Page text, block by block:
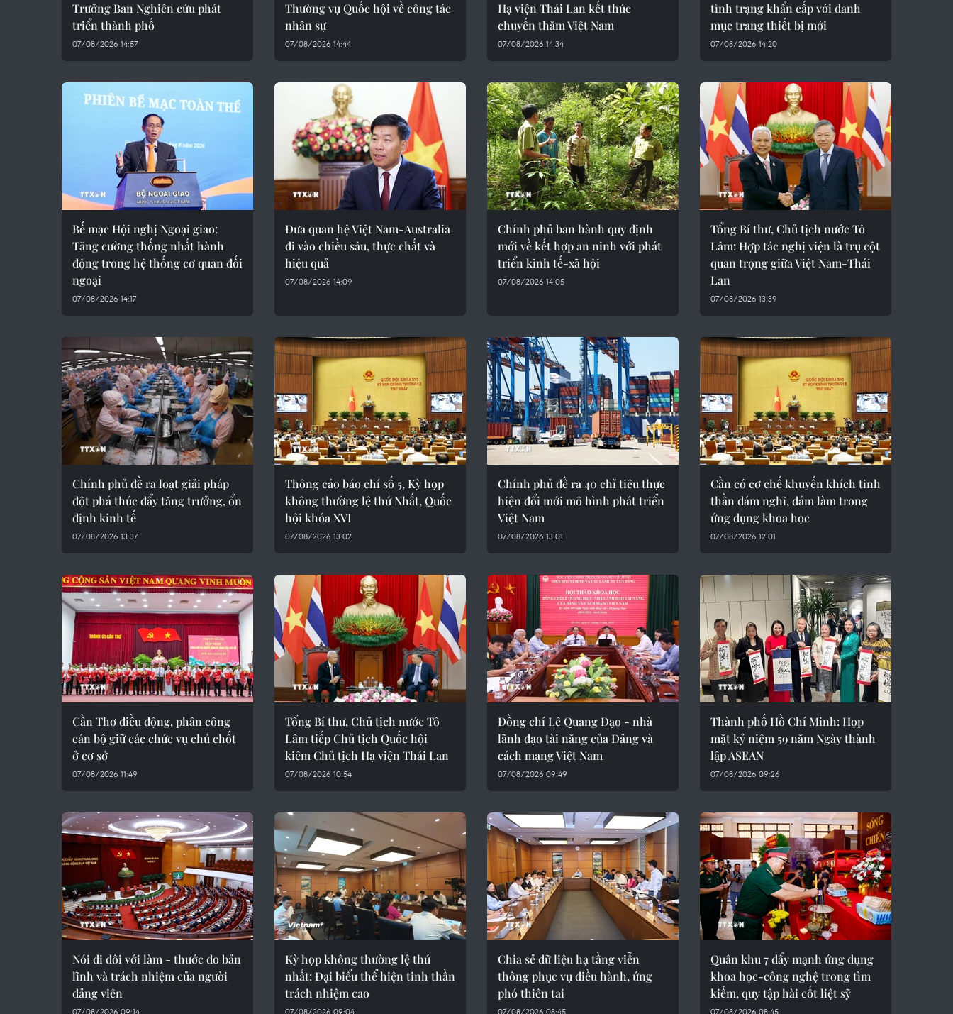
Trưởng Ban Nghiên cứu phát
triển thành phố
07/08/2026 14:57
Thường vụ Quốc hội về công tác
nhân sự
07/08/2026 14:44
Hạ viện Thái Lan kết thúc
chuyến thăm Việt Nam
07/08/2026 14:34
tình trạng khẩn cấp với danh
mục trang thiết bị mới
07/08/2026 14:20
Bế mạc Hội nghị Ngoại giao:
Tăng cường thống nhất hành
động trong hệ thống cơ quan đối
ngoại
07/08/2026 14:17
Đưa quan hệ Việt Nam-Australia
đi vào chiều sâu, thực chất và
hiệu quả
07/08/2026 14:09
Chính phủ ban hành quy định
mới về kết hợp an ninh với phát
triển kinh tế-xã hội
07/08/2026 14:05
Tổng Bí thư, Chủ tịch nước Tô
Lâm: Hợp tác nghị viện là trụ cột
quan trọng giữa Việt Nam-Thái
Lan
07/08/2026 13:39
Chính phủ đề ra loạt giải pháp
đột phá thúc đẩy tăng trưởng, ổn
định kinh tế
07/08/2026 13:37
Thông cáo báo chí số 5, Kỳ họp
không thường lệ thứ Nhất, Quốc
hội khóa XVI
07/08/2026 13:02
Chính phủ đề ra 40 chỉ tiêu thực
hiện đổi mới mô hình phát triển
Việt Nam
07/08/2026 13:01
Cần có cơ chế khuyến khích tinh
thần dám nghĩ, dám làm trong
ứng dụng khoa học
07/08/2026 12:01
Cần Thơ điều động, phân công
cán bộ giữ các chức vụ chủ chốt
ở cơ sở
07/08/2026 11:49
Tổng Bí thư, Chủ tịch nước Tô
Lâm tiếp Chủ tịch Quốc hội
kiêm Chủ tịch Hạ viện Thái Lan
07/08/2026 10:54
Đồng chí Lê Quang Đạo - nhà
lãnh đạo tài năng của Đảng và
cách mạng Việt Nam
07/08/2026 09:49
Thành phố Hồ Chí Minh: Họp
mặt kỷ niệm 59 năm Ngày thành
lập ASEAN
07/08/2026 09:26
Nói đi đôi với làm - thước đo bản
lĩnh và trách nhiệm của người
đảng viên
07/08/2026 09:14
Kỳ họp không thường lệ thứ
nhất: Đại biểu thể hiện tinh thần
trách nhiệm cao
07/08/2026 09:04
Chia sẻ dữ liệu hạ tầng viễn
thông phục vụ điều hành, ứng
phó thiên tai
07/08/2026 08:45
Quân khu 7 đẩy mạnh ứng dụng
khoa học-công nghệ trong tìm
kiếm, quy tập hài cốt liệt sỹ
07/08/2026 08:45